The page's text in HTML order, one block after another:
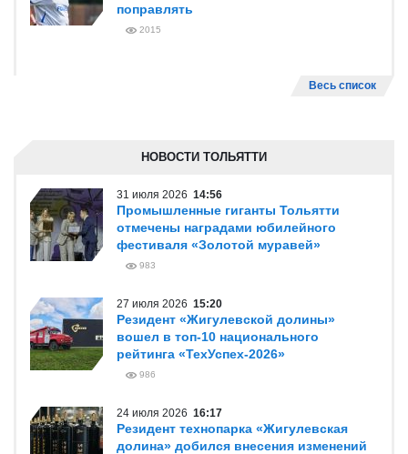
поправлять
2015
Весь список
НОВОСТИ ТОЛЬЯТТИ
31 июля 2026 14:56
Промышленные гиганты Тольятти
отмечены наградами юбилейного
фестиваля «Золотой муравей»
983
27 июля 2026 15:20
Резидент «Жигулевской долины»
вошел в топ-10 национального
рейтинга «ТехУспех-2026»
986
24 июля 2026 16:17
Резидент технопарка «Жигулевская
долина» добился внесения изменений